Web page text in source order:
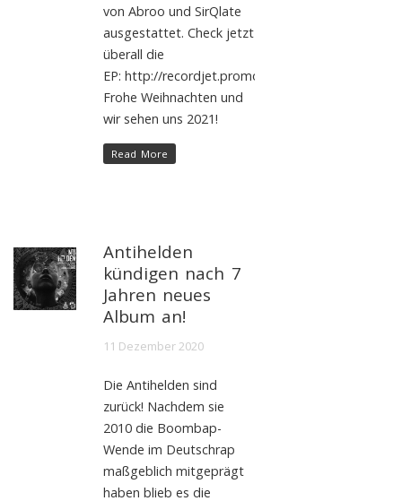
von Abroo und SirQlate
ausgestattet. Check jetzt
überall die
EP: http://recordjet.promo.li/MusiqueNoir
Frohe Weihnachten und
wir sehen uns 2021!
Read More
Antihelden
kündigen nach 7
Jahren neues
Album an!
11 Dezember 2020
Die Antihelden sind
zurück! Nachdem sie
2010 die Boombap-
Wende im Deutschrap
maßgeblich mitgeprägt
haben blieb es die